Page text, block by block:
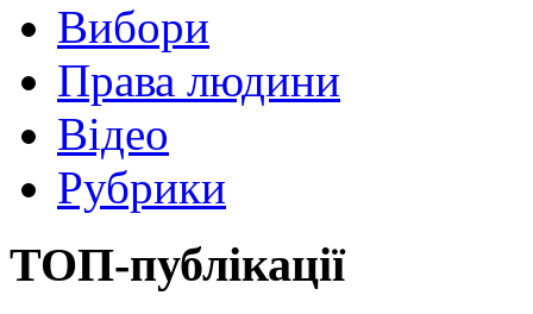
Вибори
Права людини
Відео
Рубрики
ТОП-публікації